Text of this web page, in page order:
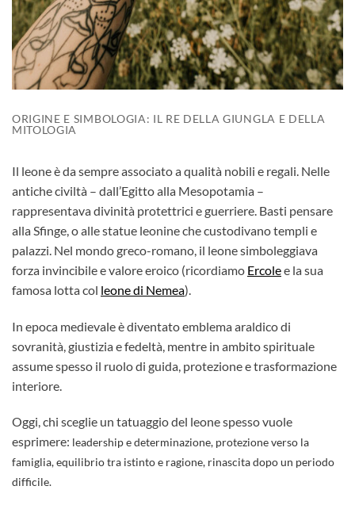
ORIGINE E SIMBOLOGIA: IL RE DELLA GIUNGLA E DELLA
MITOLOGIA
Il leone è da sempre associato a qualità nobili e regali. Nelle
antiche civiltà – dall’Egitto alla Mesopotamia –
rappresentava divinità protettrici e guerriere. Basti pensare
alla Sfinge, o alle statue leonine che custodivano templi e
palazzi. Nel mondo greco-romano, il leone simboleggiava
forza invincibile e valore eroico (ricordiamo Ercolee la sua
famosa lotta col leone di Nemea).
In epoca medievale è diventato emblema araldico di
sovranità, giustizia e fedeltà, mentre in ambito spirituale
assume spesso il ruolo di guida, protezione e trasformazione
interiore.
Oggi, chi sceglie un tatuaggio del leone spesso vuole
esprimere: leadership e determinazione, protezione verso la
famiglia,equilibrio tra istinto e ragione, rinascita dopo un periodo
difficile.